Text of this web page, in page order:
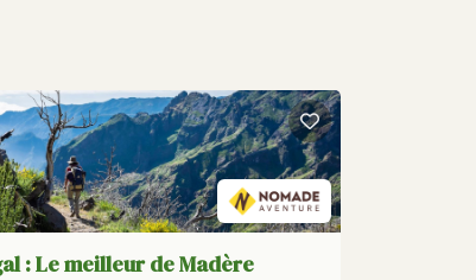
: Le meilleur de Madère